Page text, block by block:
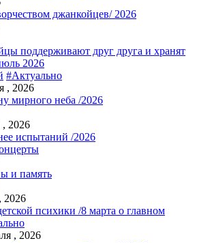
джанкойцев/ 2026
поддерживают друг друга и хранят
2026
#Актуально
, 2026
мирного неба /2026
2026
испытаний /2026
и память
2026
психики /8 марта о главном
, 2026